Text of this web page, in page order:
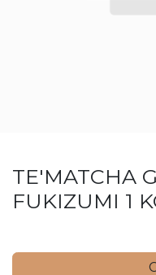
TE'MATCHA
FUKIZUMI 1